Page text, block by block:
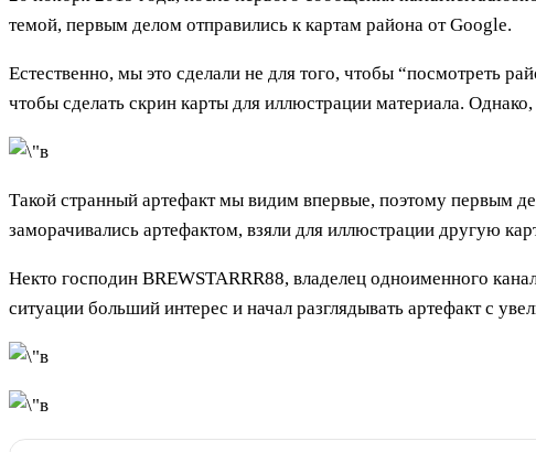
темой, первым делом отправились к картам района от Google.
Естественно, мы это сделали не для того, чтобы “посмотреть
чтобы сделать скрин карты для иллюстрации материала.
Такой странный артефакт мы видим впервые, поэтому первым
заморачивались артефактом, взяли для иллюстрации другую
Некто господин BREWSTARRR88, владелец одноименного
ситуации больший интерес и начал разглядывать артефакт с